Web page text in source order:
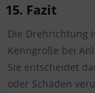
15. Fazit
Die Drehrichtung
Kenngröße bei
Sie entscheidet
oder Schäden